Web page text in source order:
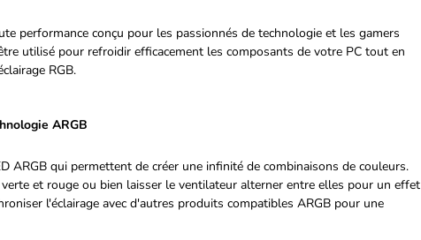
performance conçu pour les passionnés de technologie et les gamers
utilisé pour refroidir efficacement les composants de votre PC tout en
RGB.
ARGB
ARGB qui permettent de créer une infinité de combinaisons de couleurs.
et rouge ou bien laisser le ventilateur alterner entre elles pour un effet
l'éclairage avec d'autres produits compatibles ARGB pour une